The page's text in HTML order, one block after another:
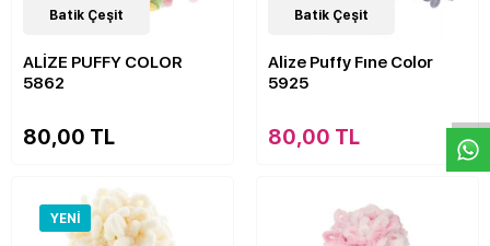
37Çeşit
Batik Çeşit
ALİZE PUFFY COLOR
5862
80,00 TL
32Çeşit
Batik Çeşit
Alize Puffy Fıne Color
5925
80,00 TL
YENI